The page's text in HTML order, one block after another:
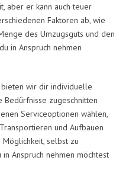
aber er kann auch teuer
Faktoren ab, wie
des Umzugsguts und den
in Anspruch nehmen
bieten wir dir individuelle
zugeschnitten
Serviceoptionen wählen,
und Aufbauen
selbst zu
Anspruch nehmen möchtest